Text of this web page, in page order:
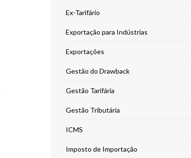
Ex-Tarifário
Exportação para Indústrias
Exportações
Gestão do Drawback
Gestão Tarifária
Gestão Tributária
ICMS
Imposto de Importação